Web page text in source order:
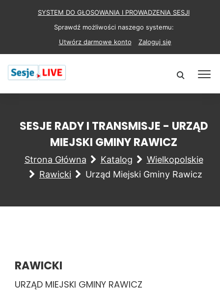
SYSTEM DO GŁOSOWANIA I PROWADZENIA SESJI
Sprawdź możliwości naszego systemu:
Utwórz darmowe konto
Zaloguj się
SESJE RADY I TRANSMISJE - URZĄD
MIEJSKI GMINY RAWICZ
Strona Główna Katalog
Wielkopolskie
Rawicki
Urząd Miejski Gminy Rawicz
RAWICKI
URZĄD MIEJSKI GMINY RAWICZ